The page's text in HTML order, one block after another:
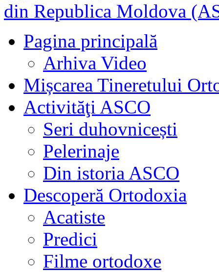
din Republica Moldova
Pagina principală
Arhiva Video
Mișcarea Tineretului
Activităţi ASCO
Seri duhovnicești
Pelerinaje
Din istoria ASCO
Descoperă Ortodoxia
Acatiste
Predici
Filme ortodoxe